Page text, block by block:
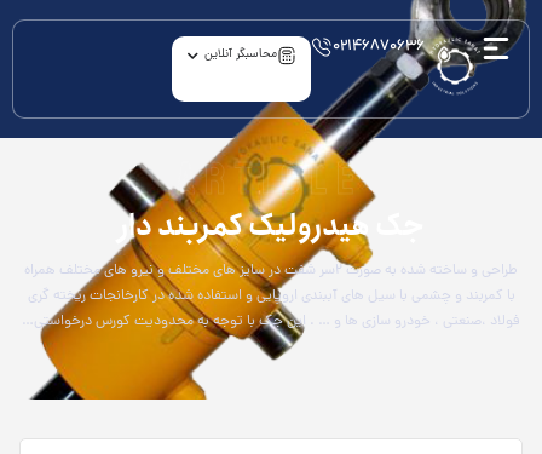
۰۲۱۴۶۸۷۰۶۳۶ محاسبگر آنلاین
article
جک هیدرولیک کمربند دار
طراحی و ساخته شده به صورت ۲سر شفت در سایز های مختلف و نیرو های مختلف همراه
با کمربند و چشمی با سیل های آببندی اروپایی و استفاده شده در کارخانجات ریخته گری
فولاد ،صنعتی ، خودرو سازی ها و … . این جک با توجه به محدودیت کورس درخواستی…